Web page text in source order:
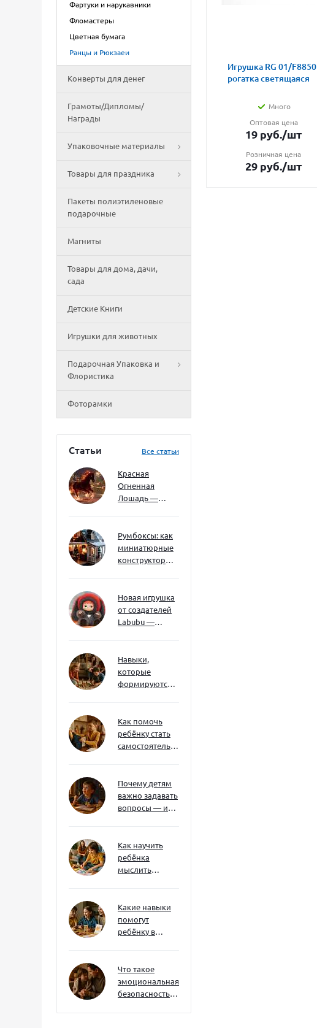
Фартуки и нарукавники
Фломастеры
Цветная бумага
Ранцы и Рюкзаеи
Конверты для денег
Грамоты/Дипломы/
Награды
Упаковочные материалы
Товары для праздника
Пакеты полиэтиленовые
подарочные
Магниты
Товары для дома, дачи,
сада
Детские Книги
Игрушки для животных
Подарочная Упаковка и
Флористика
Фоторамки
Статьи Все статьи
Красная
Огненная
Лошадь —
ждать и как
подготовиться
Румбоксы: как
миниатюрные
конструкторы
мышление и
внимание к
деталям
Новая игрушка
от создателей
Labubu —
Навыки,
которые
формируются
ребёнка
успешным
Как помочь
ребёнку стать
самостоятельным
Почему детям
важно задавать
вопросы — и
Как научить
ребёнка
мыслить
сложностей
Какие навыки
помогут
ребёнку в
их уже сейчас
Что такое
эмоциональная
безопасность
Игрушка RG 01/F8850
рогатка светящаяся
Много
Оптовая цена
19 руб./шт
Розничная цена
29 руб./шт